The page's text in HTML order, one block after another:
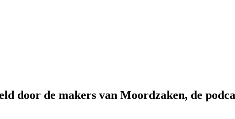
door de makers van Moordzaken, de